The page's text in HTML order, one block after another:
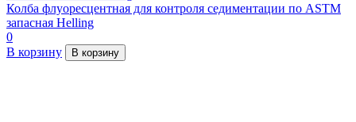
Колба флуоресцентная для контроля седиментации по ASTM
запасная Helling
0
В корзину
В корзину